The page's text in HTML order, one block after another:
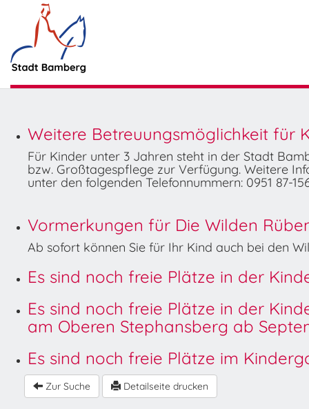
Weitere Betreuungsmöglichkeit für
Für Kinder unter 3 Jahren steht in der Stadt
bzw. Großtagespflege zur Verfügung. Weitere
unter den folgenden Telefonnummern: 0951 87-
Vormerkungen für Die Wilden
Ab sofort können Sie für Ihr Kind auch bei den
Es sind noch freie Plätze in der
Es sind noch freie Plätze in der
am Oberen Stephansberg ab
Es sind noch freie Plätze im
Zur Suche Detailseite drucken